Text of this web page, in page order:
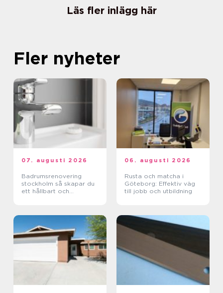
Läs fler inlägg här
Fler nyheter
07. augusti 2026
Badrumsrenovering
stockholm så skapar du
ett hållbart och
06. augusti 2026
Rusta och matcha i
Göteborg: Effektiv väg
till jobb och utbildning